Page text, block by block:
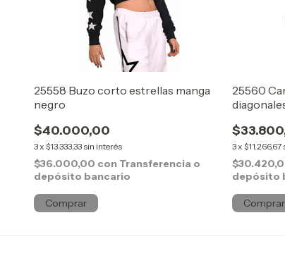
25558 Buzo corto estrellas manga
negro
$40.000,00
3x $13.333,33 sin interés
$36.000,00 con Transferencia o
depósito bancario
Comprar
25560
3x $11.266,67
depósito
Comprar